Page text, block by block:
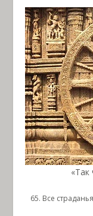
«Так
65. Все